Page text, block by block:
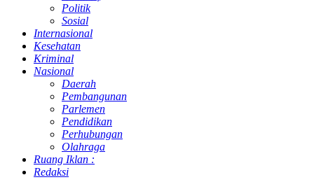
Politik
Sosial
Internasional
Kesehatan
Kriminal
Nasional
Daerah
Pembangunan
Parlemen
Pendidikan
Perhubungan
Olahraga
Ruang Iklan :
Redaksi